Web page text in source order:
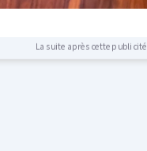
La suite après cette publicité